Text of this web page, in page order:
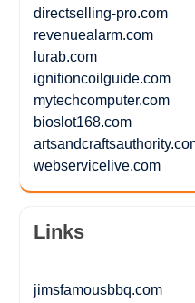
directselling-pro.com
revenuealarm.com
lurab.com
ignitioncoilguide.com
mytechcomputer.com
bioslot168.com
webservicelive.com
Links
jimsfamousbbq.com